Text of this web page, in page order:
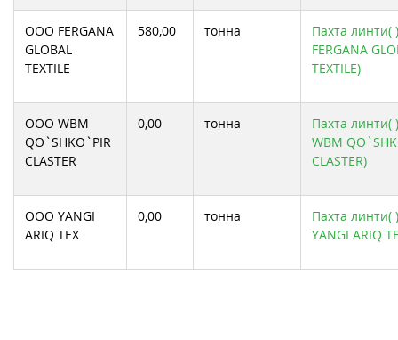
ООО FERGANA
GLOBAL
TEXTILE
580,00 тонна
Пахта
FERGANA
TEXTILE)
ООО WBM
QO`SHKO`PIR
CLASTER
0,00 тонна
Пахта
WBM
CLASTER)
ООО YANGI
ARIQ TEX
0,00 тонна
Пахта
YANGI ARIQ